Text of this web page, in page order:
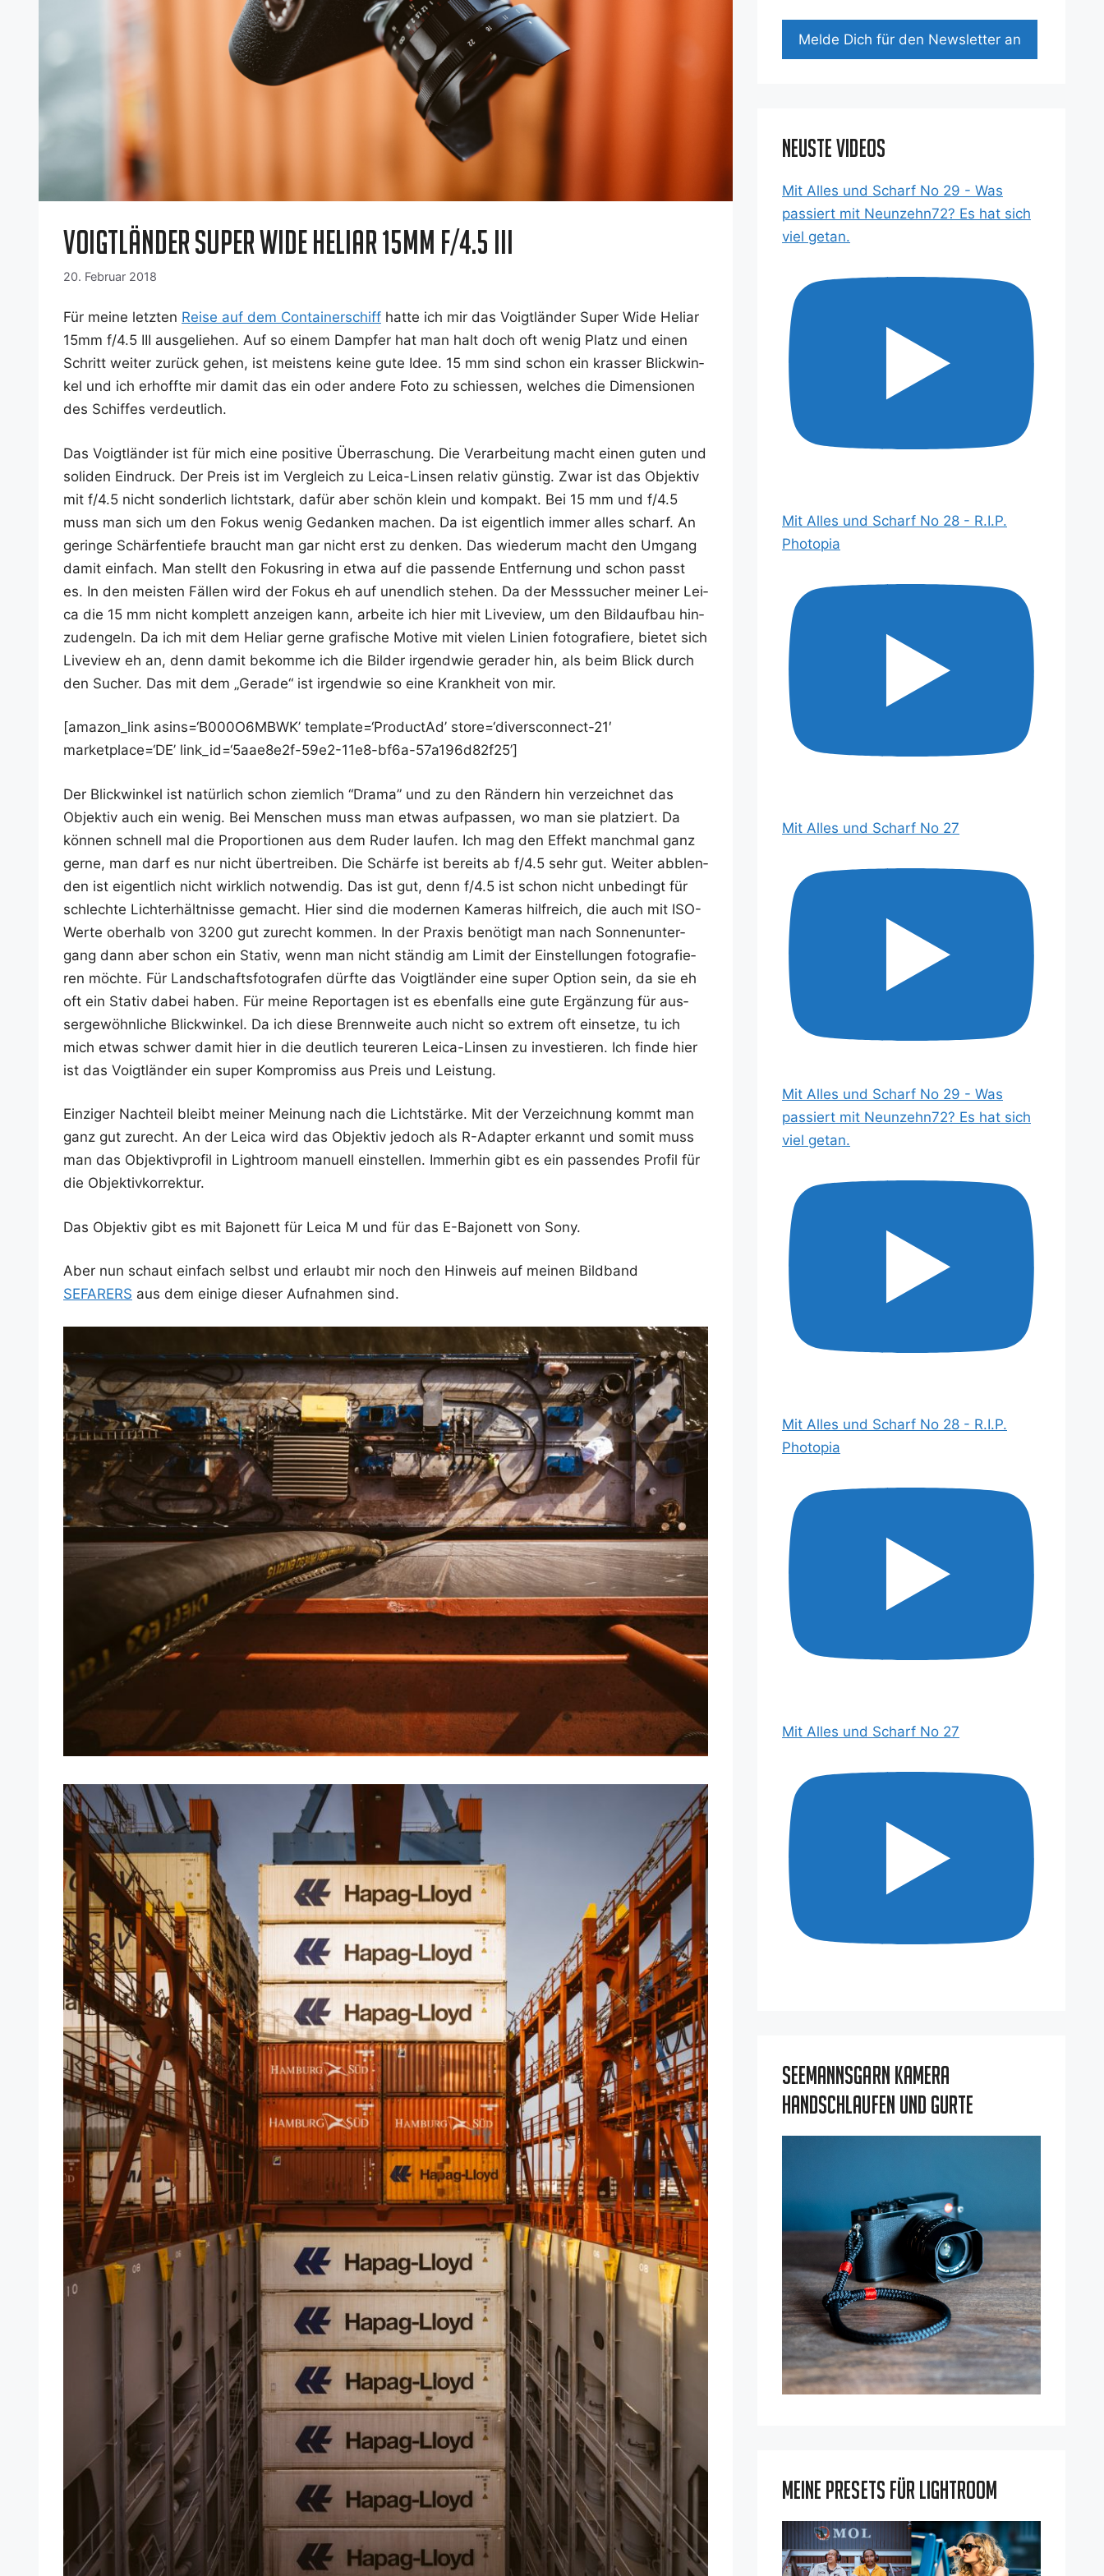
Voigtländer Super Wide Heliar 15mm f/4.5 III
20. Februar 2018
Für mei­ne letz­ten Rei­se auf dem Con­tai­ner­schiff hat­te ich mir das Voigt­län­der Super Wide Heli­ar
15mm f/4.5 III aus­ge­lie­hen. Auf so einem Damp­fer hat man halt doch oft wenig Platz und einen
Schritt wei­ter zurück gehen, ist meis­tens kei­ne gute Idee. 15 mm sind schon ein kras­ser Blick­win­
kel und ich erhoff­te mir damit das ein oder ande­re Foto zu schies­sen, wel­ches die Dimen­sio­nen
des Schif­fes verdeutlich.
Das Voigt­län­der ist für mich eine posi­ti­ve Über­ra­schung. Die Ver­ar­bei­tung macht einen guten und
soli­den Ein­druck. Der Preis ist im Ver­gleich zu Lei­ca-Lin­sen rela­tiv güns­tig. Zwar ist das Objek­tiv
mit f/4.5 nicht son­der­lich licht­stark, dafür aber schön klein und kom­pakt. Bei 15 mm und f/4.5
muss man sich um den Fokus wenig Gedan­ken machen. Da ist eigent­lich immer alles scharf. An
gerin­ge Schär­fen­tie­fe braucht man gar nicht erst zu den­ken. Das wie­der­um macht den Umgang
damit ein­fach. Man stellt den Fokus­ring in etwa auf die pas­sen­de Ent­fer­nung und schon passt
es. In den meis­ten Fäl­len wird der Fokus eh auf unend­lich ste­hen. Da der Mess­su­cher mei­ner Lei­
ca die 15 mm nicht kom­plett anzei­gen kann, arbei­te ich hier mit Live­view, um den Bild­auf­bau hin­
zud­en­geln. Da ich mit dem Heli­ar ger­ne gra­fi­sche Moti­ve mit vie­len Lini­en foto­gra­fie­re, bie­tet sich
Live­view eh an, denn damit bekom­me ich die Bil­der irgend­wie gera­der hin, als beim Blick durch
den Sucher. Das mit dem „Gera­de“ ist irgend­wie so eine Krank­heit von mir.
[amazon_link asins=‘B000O6MBWK’ template=‘ProductAd’ store=‘diversconnect-21′
marketplace=‘DE’ link_id=‘5aae8e2f-59e2-11e8-bf6a-57a196d82f25’]
Der Blick­win­kel ist natür­lich schon ziem­lich “Dra­ma” und zu den Rän­dern hin ver­zeich­net das
Objek­tiv auch ein wenig. Bei Men­schen muss man etwas auf­pas­sen, wo man sie plat­ziert. Da
kön­nen schnell mal die Pro­por­tio­nen aus dem Ruder lau­fen. Ich mag den Effekt manch­mal ganz
ger­ne, man darf es nur nicht über­trei­ben. Die Schär­fe ist bereits ab f/4.5 sehr gut. Wei­ter abblen­
den ist eigent­lich nicht wirk­lich not­wen­dig. Das ist gut, denn f/4.5 ist schon nicht unbe­dingt für
schlech­te Licht­erhält­nis­se gemacht. Hier sind die moder­nen Kame­ras hilf­reich, die auch mit ISO-
Wer­te ober­halb von 3200 gut zurecht kom­men. In der Pra­xis benö­tigt man nach Son­nen­un­ter­
gang dann aber schon ein Sta­tiv, wenn man nicht stän­dig am Limit der Ein­stel­lun­gen foto­gra­fie­
ren möch­te. Für Land­schafts­fo­to­gra­fen dürf­te das Voigt­län­der eine super Opti­on sein, da sie eh
oft ein Sta­tiv dabei haben. Für mei­ne Repor­ta­gen ist es eben­falls eine gute Ergän­zung für aus­
ser­ge­wöhn­li­che Blick­win­kel. Da ich die­se Brenn­wei­te auch nicht so extrem oft ein­set­ze, tu ich
mich etwas schwer damit hier in die deut­lich teu­re­ren Lei­ca-Lin­sen zu inves­tie­ren. Ich fin­de hier
ist das Voigt­län­der ein super Kom­pro­miss aus Preis und Leistung.
Ein­zi­ger Nach­teil bleibt mei­ner Mei­nung nach die Licht­stär­ke. Mit der Ver­zeich­nung kommt man
ganz gut zurecht. An der Lei­ca wird das Objek­tiv jedoch als R-Adap­ter erkannt und somit muss
man das Objek­tiv­pro­fil in Ligh­t­room manu­ell ein­stel­len. Immer­hin gibt es ein pas­sen­des Pro­fil für
die Objektivkorrektur.
Das Objek­tiv gibt es mit Bajo­nett für Lei­ca M und für das E-Bajo­nett von Sony.
Aber nun schaut ein­fach selbst und erlaubt mir noch den Hin­weis auf mei­nen Bild­band
SEFARERS aus dem eini­ge die­ser Auf­nah­men sind.
Mel­de Dich für den News­let­ter an
Neuste Videos
Mit Alles und Scharf No 29 - Was
passiert mit Neunzehn72? Es hat sich
viel getan.
Mit Alles und Scharf No 28 - R.I.P.
Photopia
Mit Alles und Scharf No 27
Mit Alles und Scharf No 29 - Was
passiert mit Neunzehn72? Es hat sich
viel getan.
Mit Alles und Scharf No 28 - R.I.P.
Photopia
Mit Alles und Scharf No 27
Seemannsgarn Kamera
Handschlaufen und Gurte
Meine Presets für Lightroom